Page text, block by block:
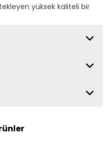
yüksek kaliteli bir